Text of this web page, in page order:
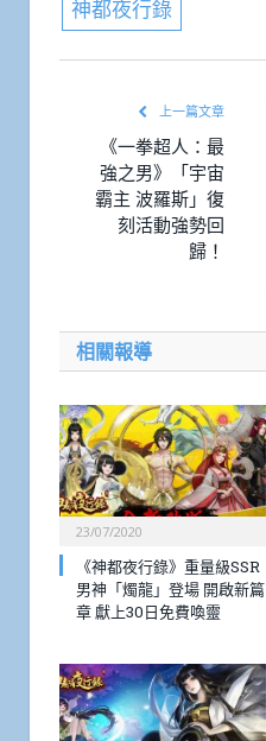
神都夜行錄
上一篇文章
《一拳超人：最
強之男》「宇宙
霸主 波羅斯」復
刻活動強勢回
歸！
相關報導
23/07/2020
《神都夜行錄》重量級SSR
男神「燭龍」登場 開啟新篇
章 獻上30日免費喚靈